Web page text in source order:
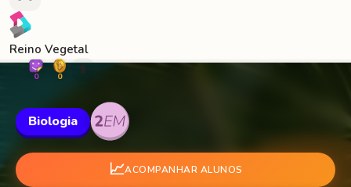
Reino Vegetal
0 0 🐛
Biologia
📈ACOMPANHAR ALUNOS